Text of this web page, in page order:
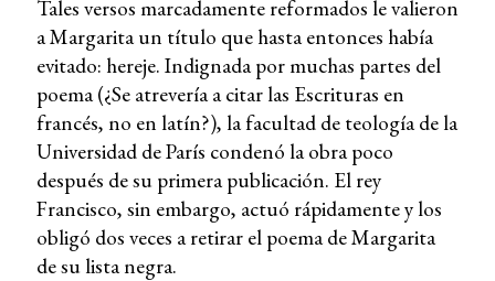
Tales versos marcadamente reformados le valieron
a Margarita un título que hasta entonces había
evitado: hereje. Indignada por muchas partes del
poema (¿Se atrevería a citar las Escrituras en
francés, no en latín?), la facultad de teología de la
Universidad de París condenó la obra poco
después de su primera publicación. El rey
Francisco, sin embargo, actuó rápidamente y los
obligó dos veces a retirar el poema de Margarita
de su lista negra.